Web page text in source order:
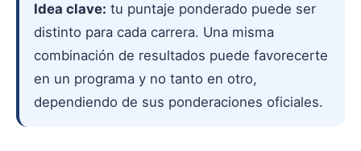
Idea clave: tu puntaje ponderado puede ser
distinto para cada carrera. Una misma
combinación de resultados puede favorecerte
en un programa y no tanto en otro,
dependiendo de sus ponderaciones oficiales.